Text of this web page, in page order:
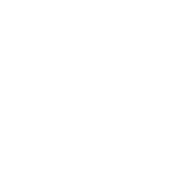
éventail de marques et de
PREND UNE
L'ALLEMAGNE OU
et la livraison du
France. Ce délai inclut le
le transport et les démarches